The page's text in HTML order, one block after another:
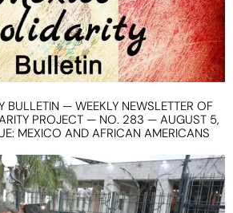
BULLETIN — WEEKLY NEWSLETTER OF
PROJECT — NO. 283 — AUGUST 5,
MEXICO AND AFRICAN AMERICANS